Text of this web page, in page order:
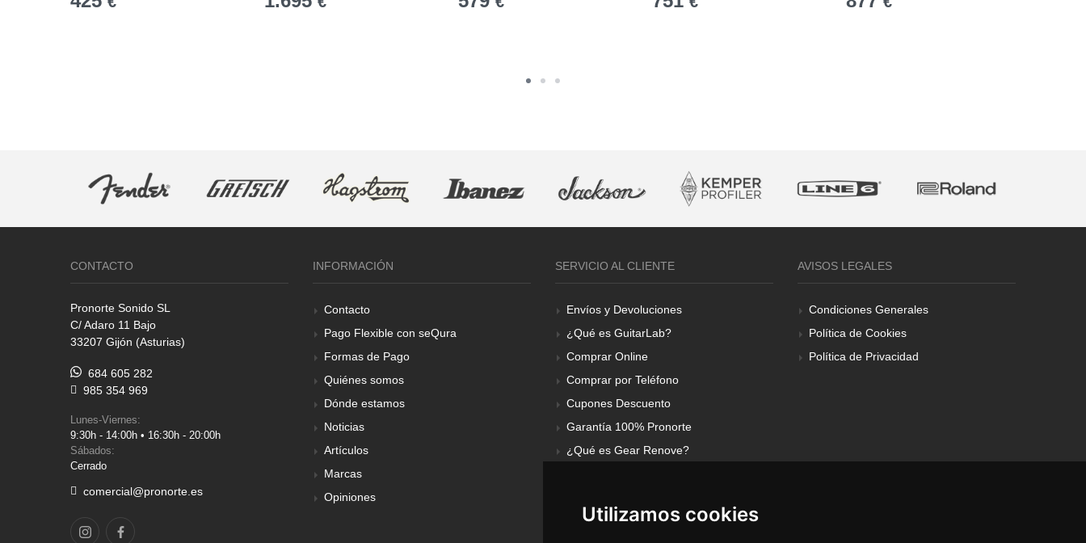
Utilizamos cookies
CONTACTO
Pronorte Sonido SL
C/ Adaro 11 Bajo
33207 Gijón (Asturias)
684 605 282
985 354 969
Lunes-Viernes:
9:30h - 14:00h • 16:30h - 20:00h
Sábados:
Cerrado
comercial@pronorte.es
INFORMACIÓN
Contacto
Pago Flexible con seQura
Formas de Pago
Quiénes somos
Dónde estamos
Noticias
Artículos
Marcas
Opiniones
SERVICIO AL CLIENTE
Envíos y Devoluciones
¿Qué es GuitarLab?
Comprar Online
Comprar por Teléfono
Cupones Descuento
Garantía 100% Pronorte
¿Qué es Gear Renove?
AVISOS LEGALES
Condiciones Generales
Política de Cookies
Política de Privacidad